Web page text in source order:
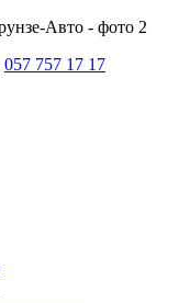
057 757 17 17